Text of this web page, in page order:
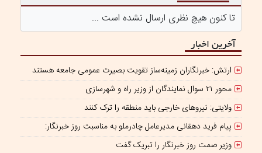
تا کنون هیچ نظری ارسال نشده است ...
آخرین اخبار
ارتش: خبرنگاران زمینه‌ساز تقویت بصیرت عمومی جامعه هستند
محور ۲۱ سوال نمایندگان از وزیر راه و شهرسازی
ولایتی: نیروهای خارجی باید منطقه را ترک کنند
پیام فرید دهقانی مدیرعامل چادرملو به مناسبت روز خبرنگار:
وزیر صمت روز خبرنگار را تبریک گفت